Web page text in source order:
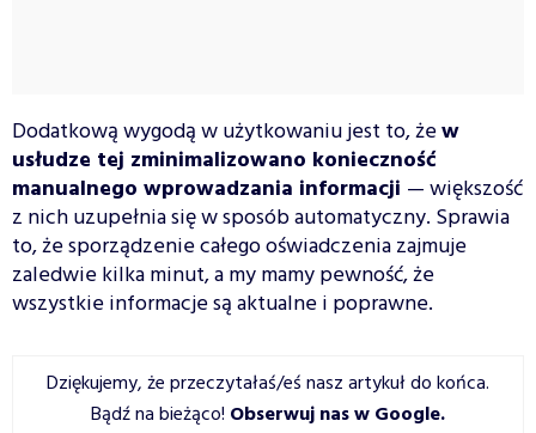
Dodatkową wygodą w użytkowaniu jest to, żew
usłudze tej zminimalizowano konieczność
manualnego wprowadzania informacji — większość
z nich uzupełnia się w sposób automatyczny. Sprawia
to, że sporządzenie całego oświadczenia zajmuje
zaledwie kilka minut, a my mamy pewność, że
wszystkie informacje są aktualne i poprawne.
Dziękujemy, że przeczytałaś/eś nasz artykuł do końca.
Bądź na bieżąco! Obserwuj nas w Google.